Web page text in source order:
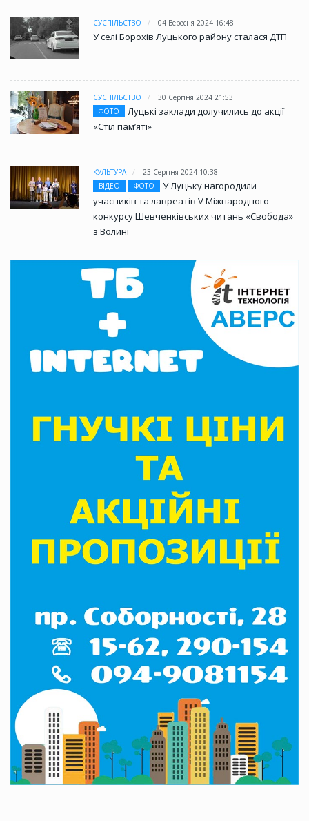
СУСПІЛЬСТВО 04 Вересня 2024 16:48
У селі Борохів Луцького району сталася ДТП
СУСПІЛЬСТВО
30 Серпня 2024 21:53
ФОТО
Луцькі заклади долучились до акції
«Стіл памʼяті»
КУЛЬТУРА
23 Серпня 2024 10:38
ВІДЕО
ФОТО
У Луцьку нагородили
учасників та лавреатів V Міжнародного
конкурсу Шевченківських читань «Свобода»
з Волині